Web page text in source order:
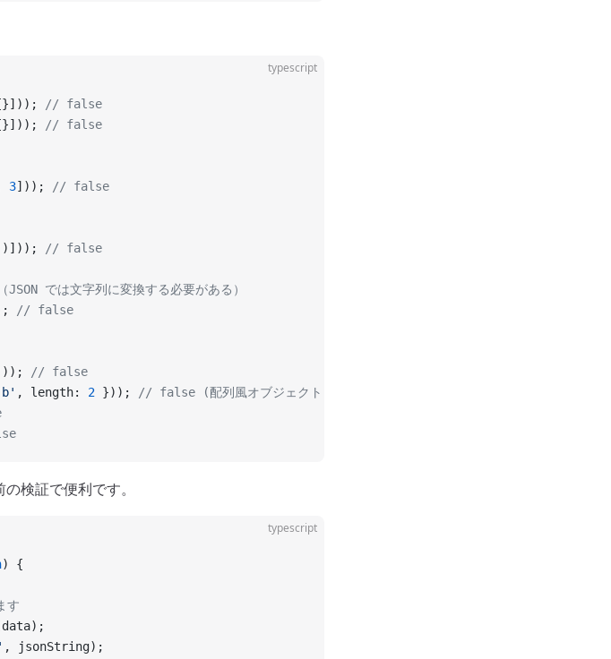
typescript
// false
// false
3])); // false
)])); // false
では文字列に変換する必要がある）
// false
));
// false
, length: 2 }));
// false (配列風オブジェクト)
検証で便利です。
typescript
) {
す
, jsonString);